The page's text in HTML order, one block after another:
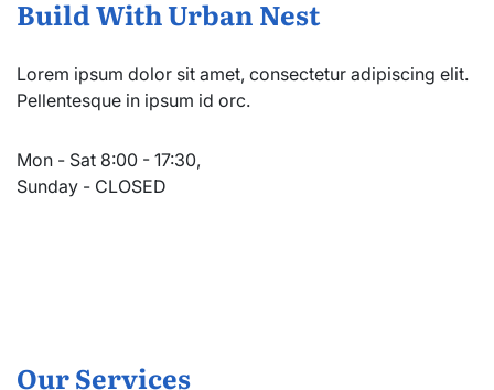
Build With Urban Nest
Lorem ipsum dolor sit amet, consectetur adipiscing elit.
Pellentesque in ipsum id orc.
Mon - Sat 8:00 - 17:30,
Sunday - CLOSED
Our Services